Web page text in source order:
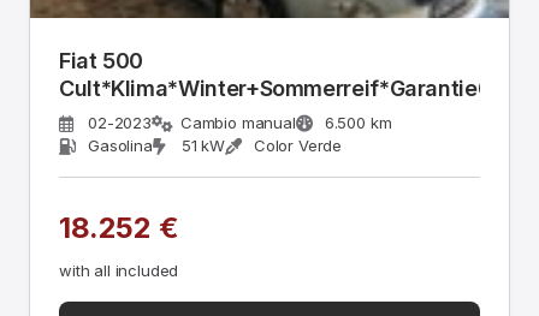
Fiat 500
Cult*Klima*Winter+Sommerreif*Garantie02/
02-2023 Cambio manual
6.500 km
Gasolina
51 kW Color Verde
18.252 €
with all included